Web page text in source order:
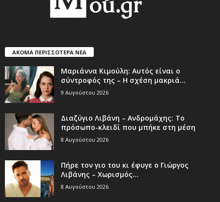
ΑΚΟΜΑ ΠΕΡΙΣΣΟΤΕΡΑ ΝΕΑ
Μαριάννα Κιμούλη: Αυτός είναι ο
σύντροφός της – Η σχέση μακριά...
9 Αυγούστου 2026
Διαζύγιο Λιβάνη – Ανδρομάχης: Το
πρόσωπο-κλειδί που μπήκε στη μέση
8 Αυγούστου 2026
Πήρε τον γιο του κι έφυγε ο Γιώργος
Λιβάνης – Χωρισμός...
8 Αυγούστου 2026